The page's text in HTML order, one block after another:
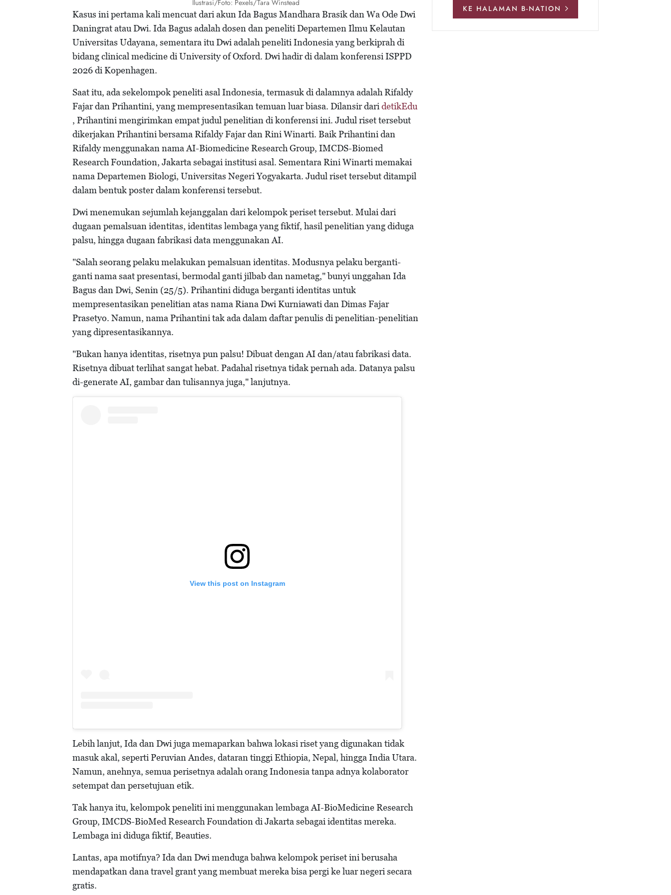
Ilustrasi/Foto: Pexels/Tara Winstead
Kasus ini pertama kali mencuat dari akun Ida Bagus Mandhara Brasik dan Wa Ode Dwi
Daningrat atau Dwi. Ida Bagus adalah dosen dan peneliti Departemen Ilmu Kelautan
Universitas Udayana, sementara itu Dwi adalah peneliti Indonesia yang berkiprah di
bidang clinical medicine di University of Oxford. Dwi hadir di dalam konferensi ISPPD
2026 di Kopenhagen.
Saat itu, ada sekelompok peneliti asal Indonesia, termasuk di dalamnya adalah Rifaldy
Fajar dan Prihantini, yang mempresentasikan temuan luar biasa. Dilansir daridetikEdu
, Prihantini mengirimkan empat judul penelitian di konferensi ini. Judul riset tersebut
dikerjakan Prihantini bersama Rifaldy Fajar dan Rini Winarti. Baik Prihantini dan
Rifaldy menggunakan nama AI-Biomedicine Research Group, IMCDS-Biomed
Research Foundation, Jakarta sebagai institusi asal. Sementara Rini Winarti memakai
nama Departemen Biologi, Universitas Negeri Yogyakarta. Judul riset tersebut ditampil
dalam bentuk poster dalam konferensi tersebut.
Dwi menemukan sejumlah kejanggalan dari kelompok periset tersebut. Mulai dari
dugaan pemalsuan identitas, identitas lembaga yang fiktif, hasil penelitian yang diduga
palsu, hingga dugaan fabrikasi data menggunakan AI.
"Salah seorang pelaku melakukan pemalsuan identitas. Modusnya pelaku berganti-
ganti nama saat presentasi, bermodal ganti jilbab dan nametag," bunyi unggahan Ida
Bagus dan Dwi, Senin (25/5). Prihantini diduga berganti identitas untuk
mempresentasikan penelitian atas nama Riana Dwi Kurniawati dan Dimas Fajar
Prasetyo. Namun, nama Prihantini tak ada dalam daftar penulis di penelitian-penelitian
yang dipresentasikannya.
"Bukan hanya identitas, risetnya pun palsu! Dibuat dengan AI dan/atau fabrikasi data.
Risetnya dibuat terlihat sangat hebat. Padahal risetnya tidak pernah ada. Datanya palsu
di-generate AI, gambar dan tulisannya juga," lanjutnya.
View this post on Instagram
Lebih lanjut, Ida dan Dwi juga memaparkan bahwa lokasi riset yang digunakan tidak
masuk akal, seperti Peruvian Andes, dataran tinggi Ethiopia, Nepal, hingga India Utara.
Namun, anehnya, semua perisetnya adalah orang Indonesia tanpa adnya kolaborator
setempat dan persetujuan etik.
Tak hanya itu, kelompok peneliti ini menggunakan lembaga AI-BioMedicine Research
Group, IMCDS-BioMed Research Foundation di Jakarta sebagai identitas mereka.
Lembaga ini diduga fiktif, Beauties.
Lantas, apa motifnya? Ida dan Dwi menduga bahwa kelompok periset ini berusaha
mendapatkan dana travel grant yang membuat mereka bisa pergi ke luar negeri secara
gratis.
KE HALAMAN B-NATION